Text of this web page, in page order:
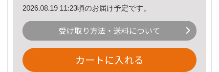
2026.08.19 11:23頃のお届け予定です。
受け取り方法・送料について
カートに入れる